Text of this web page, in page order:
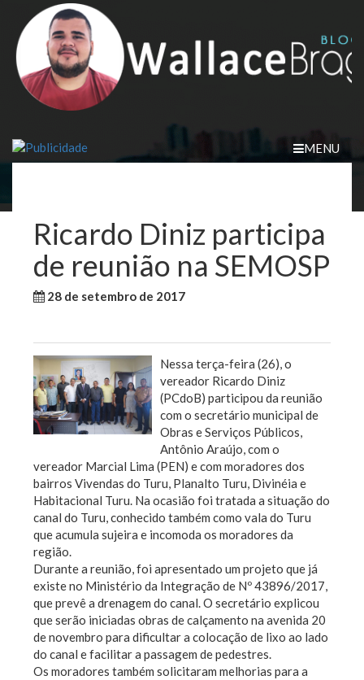
content
MENU
Ricardo Diniz participa
de reunião na SEMOSP
28 de setembro de 2017
Nessa terça-feira (26), o
vereador Ricardo Diniz
(PCdoB) participou da reunião
com o secretário municipal de
Obras e Serviços Públicos,
Antônio Araújo, com o
vereador Marcial Lima (PEN) e com moradores dos
bairros Vivendas do Turu, Planalto Turu, Divinéia e
Habitacional Turu. Na ocasião foi tratada a situação do
canal do Turu, conhecido também como vala do Turu
que acumula sujeira e incomoda os moradores da
região.
Durante a reunião, foi apresentado um projeto que já
existe no Ministério da Integração de Nº 43896/2017,
que prevê a drenagem do canal. O secretário explicou
que serão iniciadas obras de calçamento na avenida 20
de novembro para dificultar a colocação de lixo ao lado
do canal e facilitar a passagem de pedestres.
Os moradores também solicitaram melhorias para a